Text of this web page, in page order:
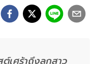
เศร้าถึงลูกสาว